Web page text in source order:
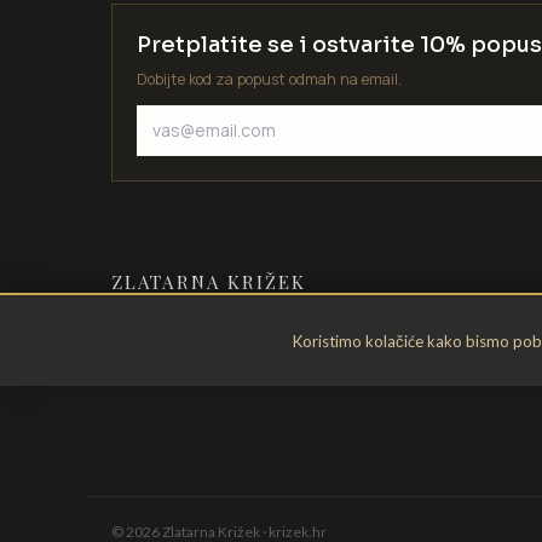
Koristimo kolačiće kako bismo
Pretplatite se i ostvarite 10%
Dobijte kod za popust odmah na email.
ZLATARNA KRIŽEK
©2026Zlatarna Križek · krizek.hr